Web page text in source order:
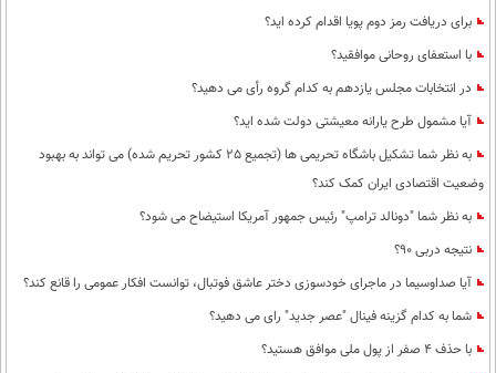
برای دریافت رمز دوم پویا اقدام کرده اید؟
با استعفای روحانی موافقید؟
در انتخابات مجلس یازدهم به کدام گروه رأی می دهید؟
آیا مشمول طرح یارانه معیشتی دولت شده اید؟
به نظر شما تشکیل باشگاه تحریمی ها (تجمیع 25 کشور تحریم شده) می تواند به بهبود
وضعیت اقتصادی ایران کمک کند؟
به نظر شما "دونالد ترامپ" رئیس جمهور آمریکا استیضاح می شود؟
نتیجه دربی 90؟
آیا صداوسیما در ماجرای خودسوزی دختر عاشق فوتبال، توانست افکار عمومی را قانع کند؟
شما به کدام گزینه فینال "عصر جدید" رای می دهید؟
با حذف 4 صفر از پول ملی موافق هستید؟